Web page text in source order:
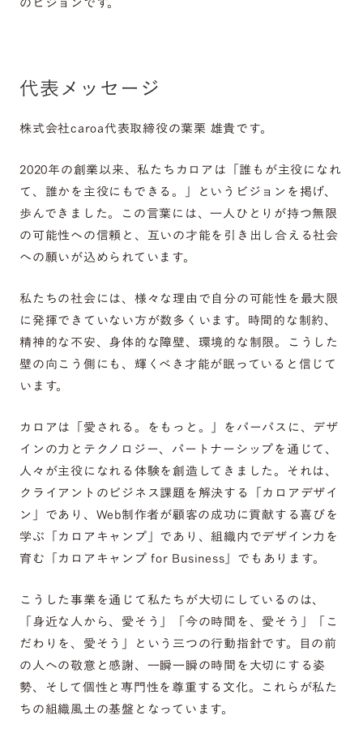
代表メッセージ
株式会社caroa代表取締役の葉栗 雄貴です。
2020年の創業以来、私たちカロアは「誰もが主役になれ
て、誰かを主役にもできる。」というビジョンを掲げ、
歩んできました。この言葉には、一人ひとりが持つ無限
の可能性への信頼と、互いの才能を引き出し合える社会
への願いが込められています。
私たちの社会には、様々な理由で自分の可能性を最大限
に発揮できていない方が数多くいます。時間的な制約、
精神的な不安、身体的な障壁、環境的な制限。こうした
壁の向こう側にも、輝くべき才能が眠っていると信じて
います。
カロアは「愛される。をもっと。」をパーパスに、デザ
インの力とテクノロジー、パートナーシップを通じて、
人々が主役になれる体験を創造してきました。それは、
クライアントのビジネス課題を解決する「カロアデザイ
ン」であり、Web制作者が顧客の成功に貢献する喜びを
学ぶ「カロアキャンプ」であり、組織内でデザイン力を
育む「カロアキャンプ for Business」でもあります。
こうした事業を通じて私たちが大切にしているのは、
「身近な人から、愛そう」「今の時間を、愛そう」「こ
だわりを、愛そう」という三つの行動指針です。目の前
の人への敬意と感謝、一瞬一瞬の時間を大切にする姿
勢、そして個性と専門性を尊重する文化。これらが私た
ちの組織風土の基盤となっています。